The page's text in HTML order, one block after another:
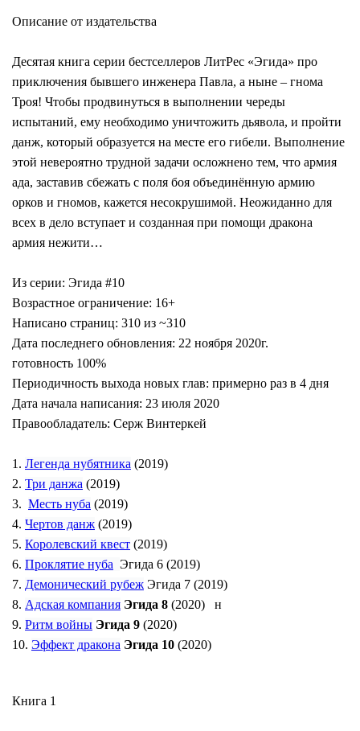
Описание от издательства
Десятая книга серии бестселлеров ЛитРес «Эгида» про
приключения бывшего инженера Павла, а ныне – гнома
Троя! Чтобы продвинуться в выполнении череды
испытаний, ему необходимо уничтожить дьявола, и пройти
данж, который образуется на месте его гибели. Выполнение
этой невероятно трудной задачи осложнено тем, что армия
ада, заставив сбежать с поля боя объединённую армию
орков и гномов, кажется несокрушимой. Неожиданно для
всех в дело вступает и созданная при помощи дракона
армия нежити…
Из серии: Эгида #10
Возрастное ограничение: 16+
Написано страниц: 310 из ~310
Дата последнего обновления: 22 ноября 2020г.
готовность 100%
Периодичность выхода новых глав: примерно раз в 4 дня
Дата начала написания: 23 июля 2020
Правообладатель: Серж Винтеркей
1. Легенда нубятника (2019)
2. Три данжа (2019)
3. Месть нуба (2019)
4. Чертов данж (2019)
5. Королевский квест (2019)
6. Проклятие нуба Эгида 6 (2019)
7. Демонический рубеж Эгида 7 (2019)
8. Адская компания Эгида 8 (2020) н
9. Ритм войны Эгида 9 (2020)
10. Эффект дракона Эгида 10 (2020)
Книга 1